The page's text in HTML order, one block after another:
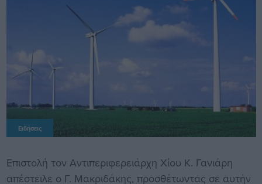
Ειδήσεις
Επιστολή τον Αντιπεριφερειάρχη Χίου Κ. Γανιάρη
απέστειλε ο Γ. Μακριδάκης, προσθέτωντας σε αυτήν